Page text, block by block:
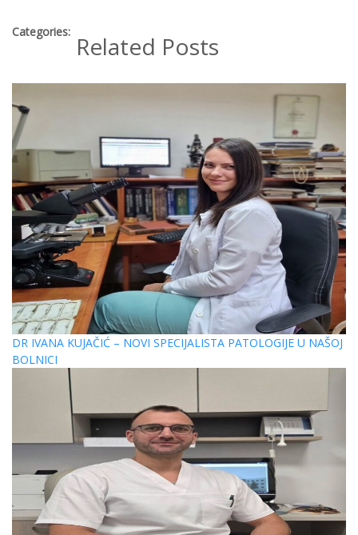
Categories: Related Posts
DR IVANA KUJAČIĆ – NOVI SPECIJALISTA PATOLOGIJE U NAŠOJ
BOLNICI